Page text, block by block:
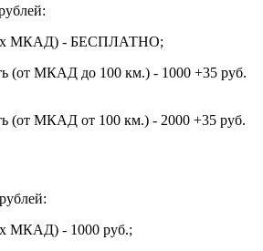
МКАД) - БЕСПЛАТНО;
(от МКАД до 100 км.) - 1000 +35 руб.
(от МКАД от 100 км.) - 2000 +35 руб.
МКАД) - 1000 руб.;